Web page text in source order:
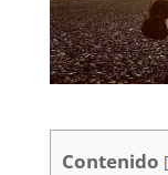
Contenido [